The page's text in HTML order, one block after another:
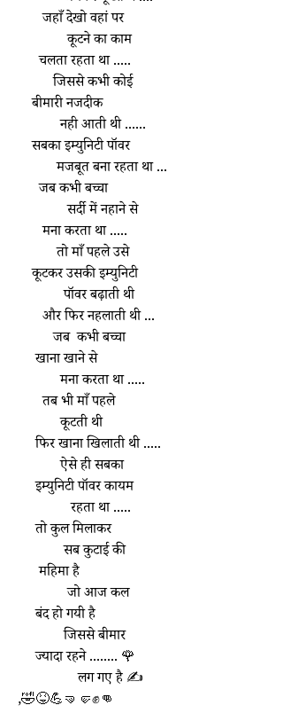
       जहाँ देखो वहां पर
              कूटने का काम
      चलता रहता था .....
          जिससे कभी कोई
    बीमारी नजदीक
            नही आती थी ......
    सबका इम्युनिटी पॉवर
           मजबूत बना रहता था ...
      जब कभी बच्चा
              सर्दी में नहाने से
       मना करता था .....
           तो माँ पहले उसे
    कूटकर उसकी इम्युनिटी
             पॉवर बढ़ाती थी
       और फिर नहलाती थी ...
          जब  कभी बच्चा
     खाना खाने से
            मना करता था .....
       तब भी माँ पहले
            कूटती थी
     फिर खाना खिलाती थी .....
            ऐसे ही सबका
     इम्युनिटी पॉवर कायम
               रहता था .....
     तो कुल मिलाकर
             सब कुटाई की
      महिमा है
              जो आज कल
     बंद हो गयी है
             जिससे बीमार
     ज्यादा रहने ........ 🌹
                 लग गए है ✍️
,🤣😝💪🤜🤛✊👊